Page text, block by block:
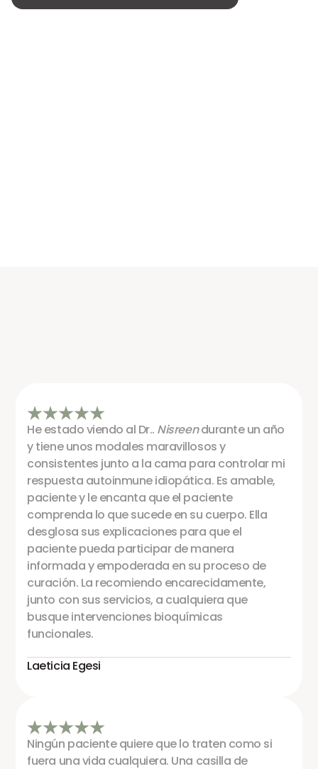
He estado viendo al Dr.. Nisreendurante un año
y tiene unos modales maravillosos y
consistentes junto a la cama para controlar mi
respuesta autoinmune idiopática. Es amable,
paciente y le encanta que el paciente
comprenda lo que sucede en su cuerpo. Ella
desglosa sus explicaciones para que el
paciente pueda participar de manera
informada y empoderada en su proceso de
curación. La recomiendo encarecidamente,
junto con sus servicios, a cualquiera que
busque intervenciones bioquímicas
funcionales.
Laeticia Egesi
Ningún paciente quiere que lo traten como si
fuera una vida cualquiera. Una casilla de